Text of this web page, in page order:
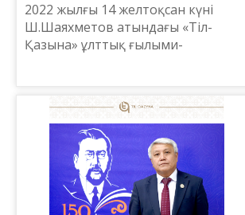
2022 жылғы 14 желтоқсан күні
Ш.Шаяхметов атындағы «Тіл-
Қазына» ұлттық ғылыми-
Е.Тілешов Алматы қаласында
өткен А.Байтұрсынұ...